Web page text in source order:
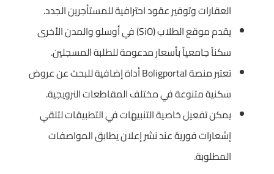
العقارات وتوفير عقود احترافية للمستأجرين الجدد.
يقدم موقع الطلاب (SiO) في أوسلو والمدن الأخرى
سكناً جامعياً بأسعار مدعومة للطلبة المسجلين.
تعتبر منصة Boligportal أداة إضافية للبحث عن عروض
سكنية متنوعة في مختلف المقاطعات النرويجية.
يمكن تفعيل خاصية التنبيهات في التطبيقات لتلقي
إشعارات فورية عند نشر إعلان يطابق المواصفات
المطلوبة.